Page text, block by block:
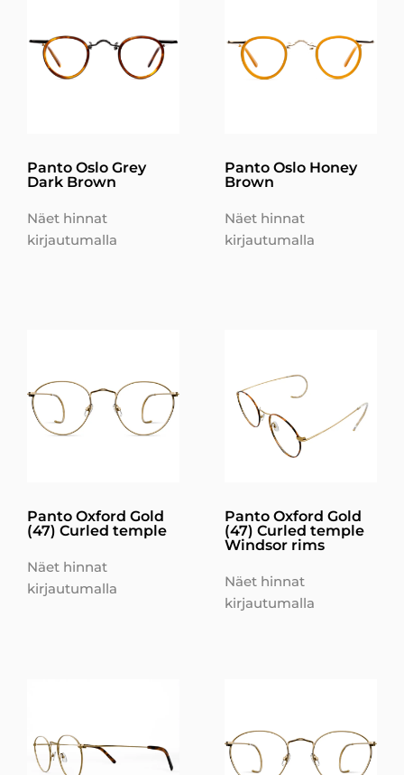
Panto Oslo Grey
Dark Brown
Näet hinnat
kirjautumalla
Panto Oslo Honey
Brown
Näet hinnat
kirjautumalla
Panto Oxford Gold
(47) Curled temple
Näet hinnat
kirjautumalla
Panto Oxford Gold
(47) Curled temple
Windsor rims
Näet hinnat
kirjautumalla